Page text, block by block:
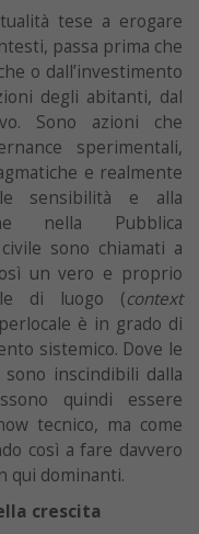
tese a erogare
passa prima che
o dall’investimento
degli abitanti, dal
Sono azioni che
sperimentali,
e realmente
sensibilità e alla
nella Pubblica
sono chiamati a
un vero e proprio
di luogo (context
è in grado di
sistemico. Dove le
inscindibili dalla
quindi essere
tecnico, ma come
così a fare davvero
qui dominanti.
crescita